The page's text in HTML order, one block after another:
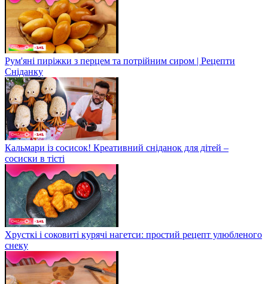
Рум'яні пиріжки з перцем та потрійним сиром | Рецепти
Сніданку
Кальмари із сосисок! Креативний сніданок для дітей –
сосиски в тісті
Хрусткі і соковиті курячі нагетси: простий рецепт улюбленого
снеку